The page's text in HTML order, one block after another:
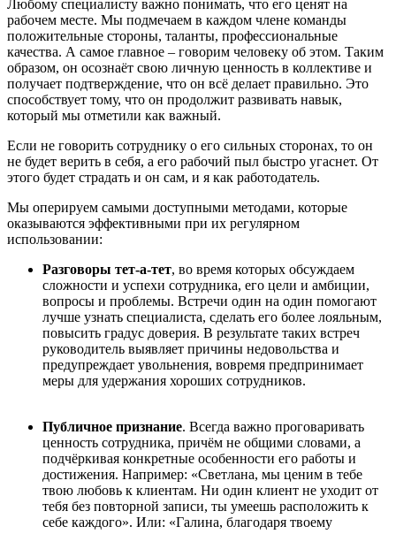
Любому специалисту важно понимать, что его ценят на
рабочем месте. Мы подмечаем в каждом члене команды
положительные стороны, таланты, профессиональные
качества. А самое главное – говорим человеку об этом. Таким
образом, он осознаёт свою личную ценность в коллективе и
получает подтверждение, что он всё делает правильно. Это
способствует тому, что он продолжит развивать навык,
который мы отметили как важный.
Если не говорить сотруднику о его сильных сторонах, то он
не будет верить в себя, а его рабочий пыл быстро угаснет. От
этого будет страдать и он сам, и я как работодатель.
Мы оперируем самыми доступными методами, которые
оказываются эффективными при их регулярном
использовании:
Разговоры тет-а-тет, во время которых обсуждаем
сложности и успехи сотрудника, его цели и амбиции,
вопросы и проблемы. Встречи один на один помогают
лучше узнать специалиста, сделать его более лояльным,
повысить градус доверия. В результате таких встреч
руководитель выявляет причины недовольства и
предупреждает увольнения, вовремя предпринимает
меры для удержания хороших сотрудников.
Публичное признание. Всегда важно проговаривать
ценность сотрудника, причём не общими словами, а
подчёркивая конкретные особенности его работы и
достижения. Например: «Светлана, мы ценим в тебе
твою любовь к клиентам. Ни один клиент не уходит от
тебя без повторной записи, ты умеешь расположить к
себе каждого». Или: «Галина, благодаря твоему